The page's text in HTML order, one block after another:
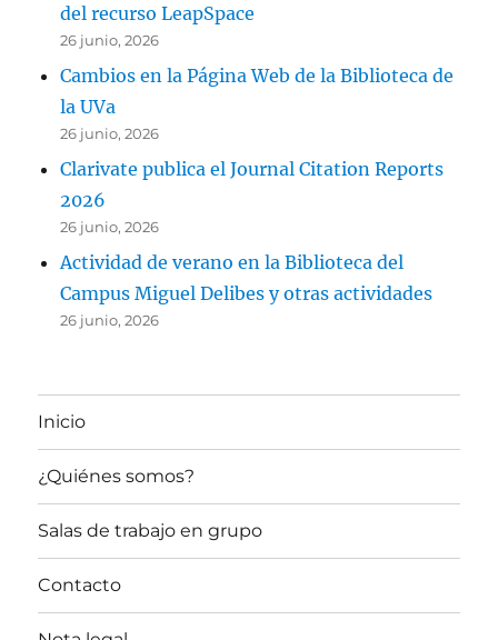
del recurso LeapSpace
26 junio, 2026
Cambios en la Página Web de la Biblioteca de
la UVa
26 junio, 2026
Clarivate publica el Journal Citation Reports
2026
26 junio, 2026
Actividad de verano en la Biblioteca del
Campus Miguel Delibes y otras actividades
26 junio, 2026
Inicio
¿Quiénes somos?
Salas de trabajo en grupo
Contacto